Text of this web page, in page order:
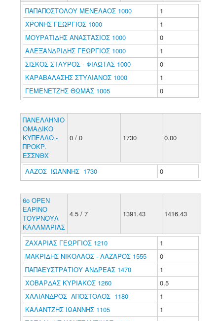
ΠΑΠΑΠΟΣΤΟΛΟΥ ΜΕΝΕΛΑΟΣ 1000
1
ΧΡΟΝΗΣ ΓΕΩΡΓΙΟΣ 1000
1
ΜΟΥΡΑΤΙΔΗΣ ΑΝΑΣΤΑΣΙΟΣ 1000
0
ΑΛΕΞΑΝΔΡΙΔΗΣ ΓΕΩΡΓΙΟΣ 1000
1
ΣΙΣΚΟΣ ΣΤΑΥΡΟΣ - ΦΙΛΩΤΑΣ 1000
0
ΚΑΡΑΒΑΛΑΣΗΣ ΣΤΥΛΙΑΝΟΣ 1000
1
ΓΕΜΕΝΕΤΖΗΣ ΘΩΜΑΣ 1005
0
ΠΑΝΕΛΛΗΝΙΟ
ΟΜΑΔΙΚΟ
ΚΥΠΕΛΛΟ -
ΠΡΟΚΡ.
ΕΣΣΝΘΧ
0 / 0 1730 0.00
ΛΑΖΟΣ ΙΩΑΝΝΗΣ 1730 0
6ο ΟΡΕΝ
ΕΑΡΙΝΟ
ΤΟΥΡΝΟΥΑ
ΚΑΛΑΜΑΡΙΑΣ
4.5 / 7 1391.43 1416.43
ΖΑΧΑΡΙΑΣ ΓΕΩΡΓΙΟΣ 1210
1
ΜΑΚΡΙΔΗΣ ΝΙΚΟΛΑΟΣ - ΛΑΖΑΡΟΣ 1555
0
ΠΑΠΑΕΥΣΤΡΑΤΙΟΥ ΑΝΔΡΕΑΣ 1470
1
ΧΟΒΑΡΔΑΣ ΚΥΡΙΑΚΟΣ 1260
0.5
ΧΑΛΙΑΝΔΡΟΣ ΑΠΟΣΤΟΛΟΣ 1180
1
ΚΑΛΑΝΤΖΗΣ ΙΩΑΝΝΗΣ 1105
1